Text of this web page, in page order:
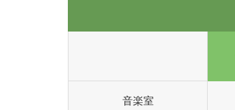
音楽室